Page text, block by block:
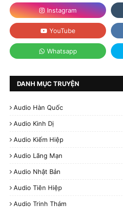
DANH MỤC TRUYỆN
Audio Hàn Quốc
Audio Kinh Dị
Audio Kiếm Hiệp
Audio Lãng Mạn
Audio Nhật Bản
Audio Tiên Hiệp
Audio Trinh Thám